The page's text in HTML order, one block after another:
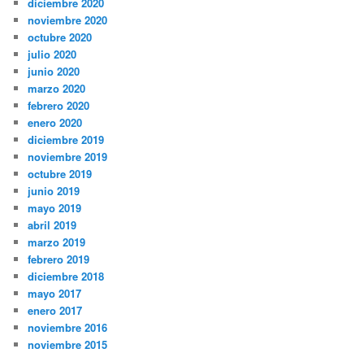
noviembre 2020
octubre 2020
julio 2020
junio 2020
marzo 2020
febrero 2020
enero 2020
diciembre 2019
noviembre 2019
octubre 2019
junio 2019
mayo 2019
abril 2019
marzo 2019
febrero 2019
diciembre 2018
mayo 2017
enero 2017
noviembre 2016
noviembre 2015